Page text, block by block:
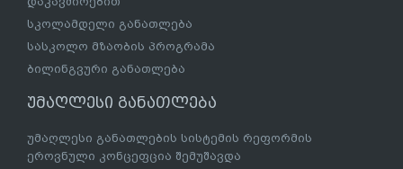
სკოლამდელი განათლება
სასკოლო მზაობის პროგრამა
ბილინგვური განათლება
უმაღლესი განათლება
უმაღლესი განათლების სისტემის რეფორმის
ეროვნული კონცეფცია შემუშავდა